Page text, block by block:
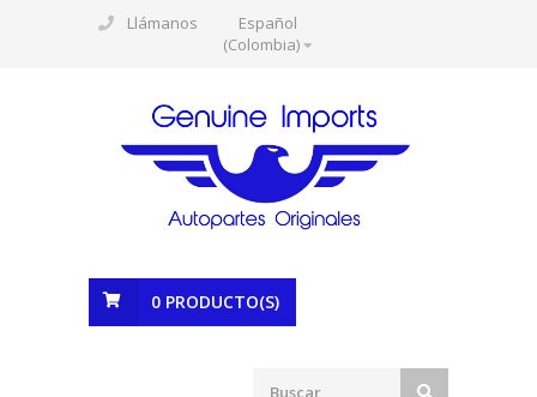
Llámanos
Español
(Colombia)
0 PRODUCTO(S)